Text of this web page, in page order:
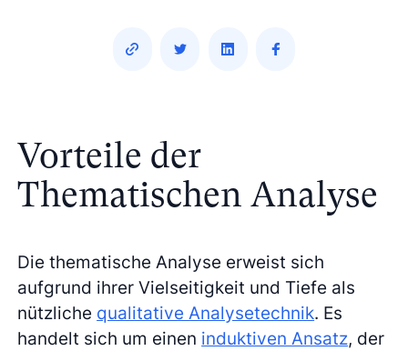
Vorteile der
Thematischen Analyse
Die thematische Analyse erweist sich
aufgrund ihrer Vielseitigkeit und Tiefe als
nützliche qualitative Analysetechnik. Es
handelt sich um einen induktiven Ansatz, der